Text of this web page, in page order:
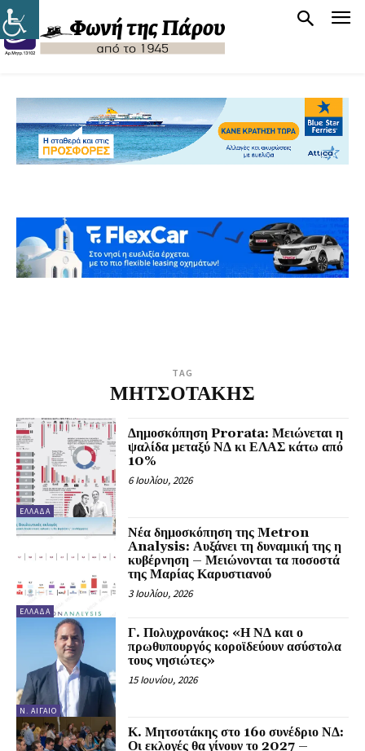
TAG
ΜΗΤΣΟΤΑΚΗΣ
ΕΛΛΆΔΑ
Δημοσκόπηση Prorata: Μειώνεται η
ψαλίδα μεταξύ ΝΔ κι ΕΛΑΣ κάτω από
10%
6 Ιουλίου, 2026
ΕΛΛΆΔΑ
Νέα δημοσκόπηση της Metron
Analysis: Αυξάνει τη δυναμική της η
κυβέρνηση – Μειώνονται τα ποσοστά
της Μαρίας Καρυστιανού
3 Ιουλίου, 2026
Ν. ΑΙΓΑΊΟ
Γ. Πολυχρονάκος: «Η ΝΔ και ο
πρωθυπουργός κοροϊδεύουν ασύστολα
τους νησιώτες»
15 Ιουνίου, 2026
Κ. Μητσοτάκης στο 16ο συνέδριο ΝΔ:
Οι εκλογές θα γίνουν το 2027 –